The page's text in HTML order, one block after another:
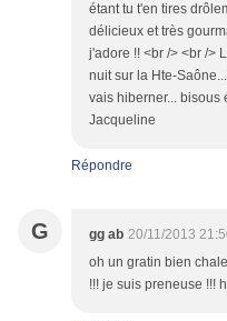
étant tu t'en tires
délicieux et très
j'adore !! <br /> <br />
nuit sur la Hte-
vais hiberner... bisous
Jacqueline
Répondre
G gg ab 20/11/2013
oh un gratin bien
!!! je suis preneuse !!!